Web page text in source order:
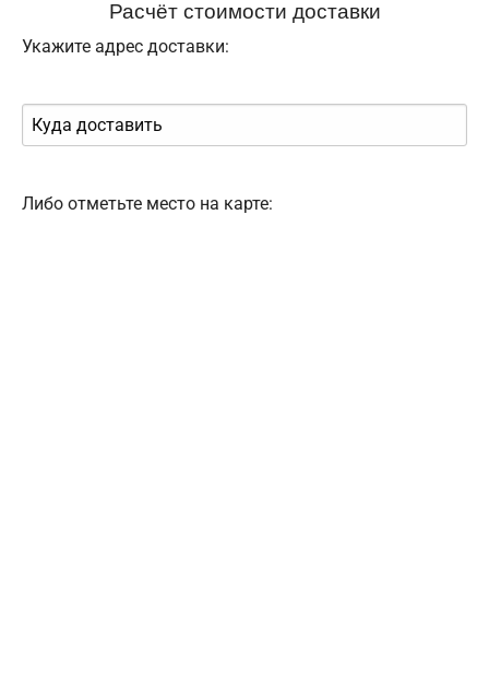
Расчёт стоимости доставки
Укажите адрес доставки:
Либо отметьте место на карте: